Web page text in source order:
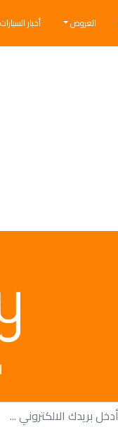
العروض أخبار السيارات